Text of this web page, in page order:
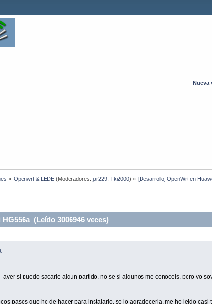
Nueva
» Openwrt & LEDE(Moderadores: jar229, Tki2000) » [Desarrollo] OpenWrt en
(Leído 3006946 veces)
si puedo sacarle algun partido, no se si algunos me conoceis, pero yo
pasos que he de hacer para instalarlo, se lo agradeceria, me he leido